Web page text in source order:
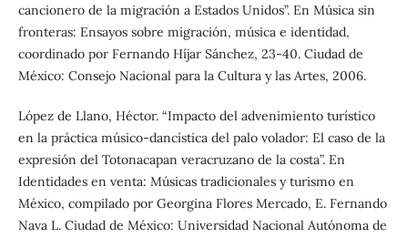
cancionero de la migración a Estados Unidos”. En Música sin
fronteras: Ensayos sobre migración, música e identidad,
coordinado por Fernando Híjar Sánchez, 23-40. Ciudad de
México: Consejo Nacional para la Cultura y las Artes, 2006.
López de Llano, Héctor. “Impacto del advenimiento turístico
en la práctica músico-dancística del palo volador: El caso de la
expresión del Totonacapan veracruzano de la costa”. En
Identidades en venta: Músicas tradicionales y turismo en
México, compilado por Georgina Flores Mercado, E. Fernando
Nava L. Ciudad de México: Universidad Nacional Autónoma de